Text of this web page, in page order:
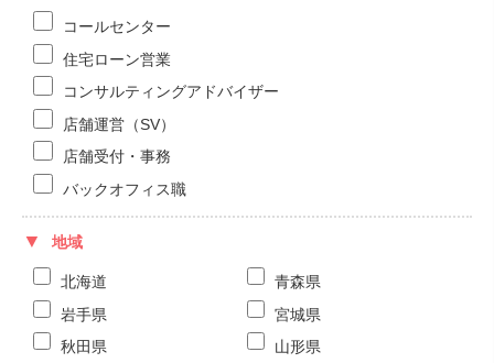
コールセンター
住宅ローン営業
コンサルティングアドバイザー
店舗運営（SV）
店舗受付・事務
バックオフィス職
地域
北海道
青森県
岩手県
宮城県
秋田県
山形県